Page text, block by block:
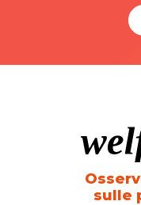
sulle